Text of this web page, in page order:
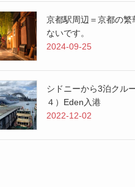
京都駅周辺＝京都の繁
ないです。
2024-09-25
シドニーから3泊クル
４）Eden入港
2022-12-02